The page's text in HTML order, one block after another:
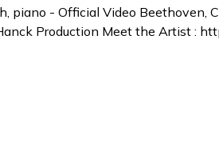
piano - Official Video Beethoven,
Production Meet the Artist :